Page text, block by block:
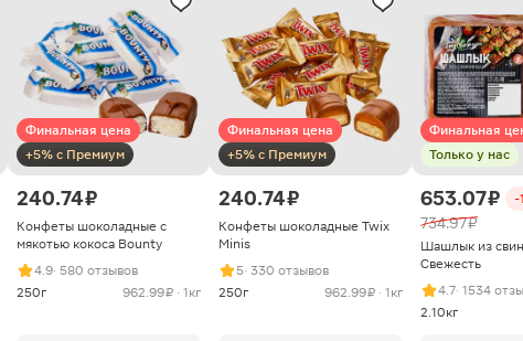
Финальная цена
+5% с Премиум
240.74 ₽
Конфеты шоколадные с
мякотью кокоса Bounty
4.9· 580 отзывов
250г
962.99 ₽ · 1кг
Финальная цена
+5% с Премиум
240.74 ₽
Конфеты шоколадные Twix
Minis
5· 330 отзывов
250г
962.99 ₽ · 1кг
Финальная
Только у нас
653.07 ₽ -
734.97 ₽
Шашлык из
Свежесть
4.7· 1534
2.10кг